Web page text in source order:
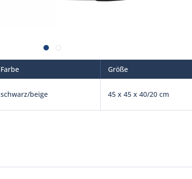
Farbe Größe
schwarz/beige 45 x 45 x 40/20 cm